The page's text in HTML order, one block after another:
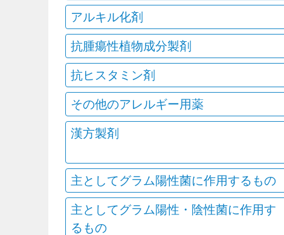
アルキル化剤
抗腫瘍性植物成分製剤
抗ヒスタミン剤
その他のアレルギー用薬
漢方製剤
主としてグラム陽性菌に作用するもの
主としてグラム陽性・陰性菌に作用す
るもの